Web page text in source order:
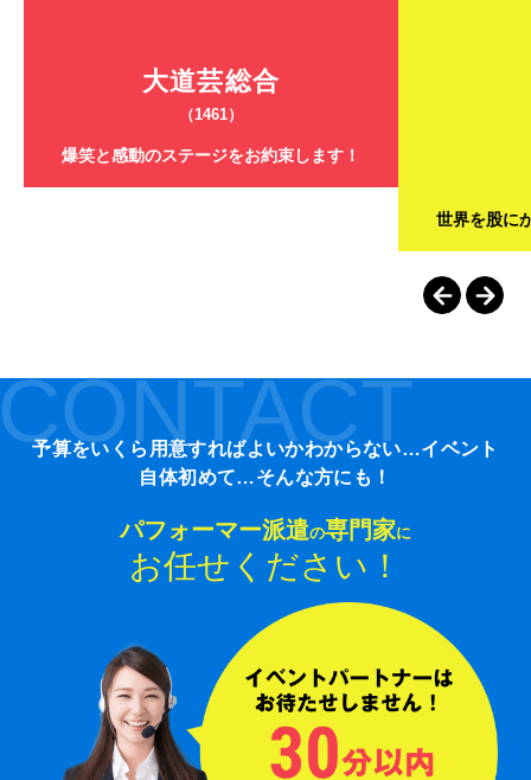
大道芸総合
（1461）
爆笑と感動のステージをお約束します！
世界を股に
予算をいくら用意すればよいかわからない…イベント
自体初めて…そんな方にも！
パフォーマー派遣の専門家に
お任せください！